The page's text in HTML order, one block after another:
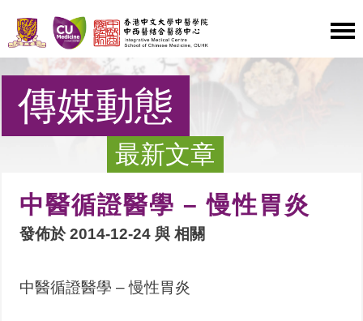
傳媒動態
最新文章
中醫循證醫學 – 慢性胃炎
發佈於 2014-12-24 與相關
中醫循證醫學 – 慢性胃炎